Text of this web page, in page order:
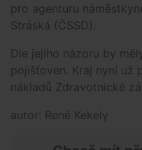
pro agenturu
Stráská (ČSSD).
Dle jejího názoru by
pojišťoven. Kraj nyní už
nákladů Zdravotnické
autor: René Kekely